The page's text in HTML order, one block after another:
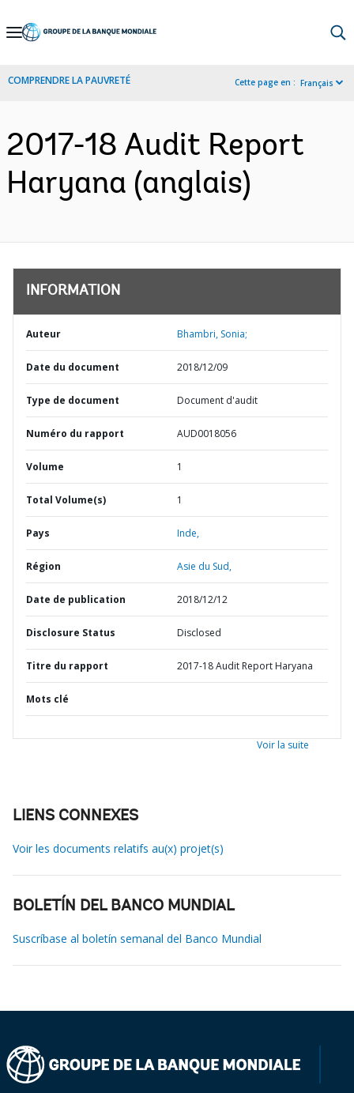
Skip
Navigation
COMPRENDRE LA PAUVRETÉ Cette page en : Français
2017-18 Audit Report
Haryana (anglais)
INFORMATION
Auteur Bhambri, Sonia;
Date du document 2018/12/09
Type de document Document d'audit
Numéro du rapport AUD0018056
Volume 1
Total Volume(s) 1
Pays Inde,
Région Asie du Sud,
Date de publication 2018/12/12
Disclosure Status Disclosed
Titre du rapport 2017-18 Audit Report Haryana
Mots clé
Voir la suite
LIENS CONNEXES
Voir les documents relatifs au(x) projet(s)
BOLETÍN DEL BANCO MUNDIAL
Suscríbase al boletín semanal del Banco Mundial